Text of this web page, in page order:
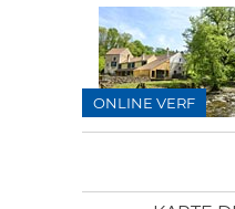
ONLINE VERF